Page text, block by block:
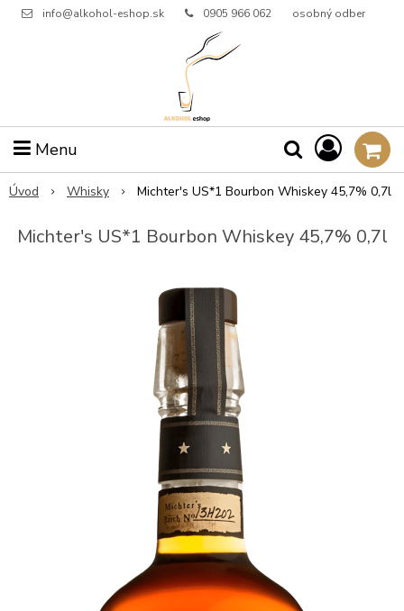
info@alkohol-eshop.sk 0905 966 062 osobný odber
Menu
Úvod Whisky Michter's US*1 Bourbon Whiskey 45,7% 0,7l
Michter's US*1 Bourbon Whiskey 45,7% 0,7l